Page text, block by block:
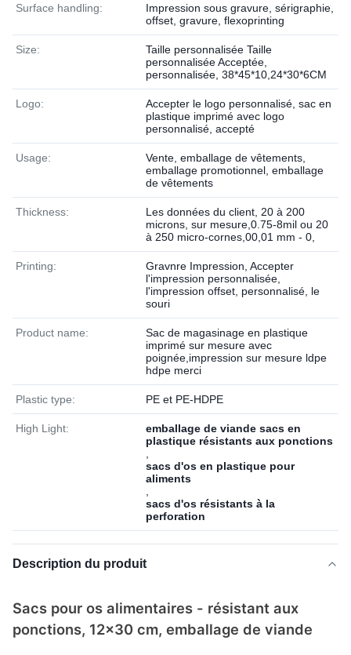
Surface handling:
Impression sous gravure, sérigraphie,
offset, gravure, flexoprinting
Size:
Taille personnalisée Taille
personnalisée Acceptée,
personnalisée, 38*45*10,24*30*6CM
Logo:
Accepter le logo personnalisé, sac en
plastique imprimé avec logo
personnalisé, accepté
Usage:
Vente, emballage de vêtements,
emballage promotionnel, emballage
de vêtements
Thickness:
Les données du client, 20 à 200
microns, sur mesure,0.75-8mil ou 20
à 250 micro-cornes,00,01 mm - 0,
Printing:
Gravnre Impression, Accepter
l'impression personnalisée,
l'impression offset, personnalisé, le
souri
Product name:
Sac de magasinage en plastique
imprimé sur mesure avec
poignée,impression sur mesure ldpe
hdpe merci
Plastic type: PE et PE-HDPE
High Light:
emballage de viande sacs en
plastique résistants aux ponctions
sacs d'os en plastique pour
aliments
sacs d'os résistants à la
perforation
Description du produit
Sacs pour os alimentaires - résistant aux
ponctions, 12x30 cm, emballage de viande